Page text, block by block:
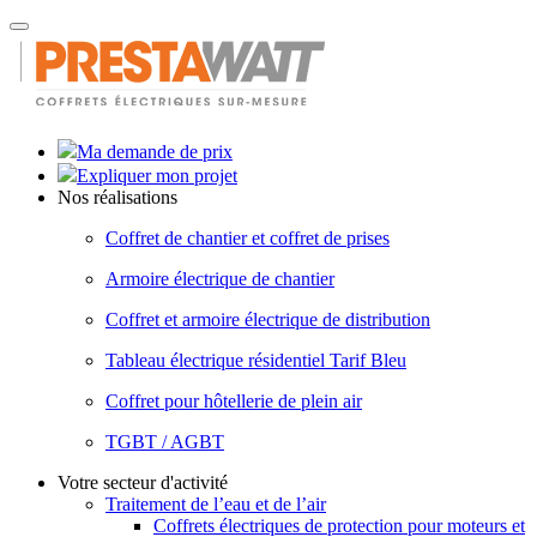
Toggle
navigation
Ma demande de prix
Expliquer mon projet
Nos réalisations
Coffret de chantier et coffret de prises
Armoire électrique de chantier
Coffret et armoire électrique de distribution
Tableau électrique résidentiel Tarif Bleu
Coffret pour hôtellerie de plein air
TGBT / AGBT
Votre secteur d'activité
Traitement de l’eau et de l’air
Coffrets électriques de protection pour moteurs et